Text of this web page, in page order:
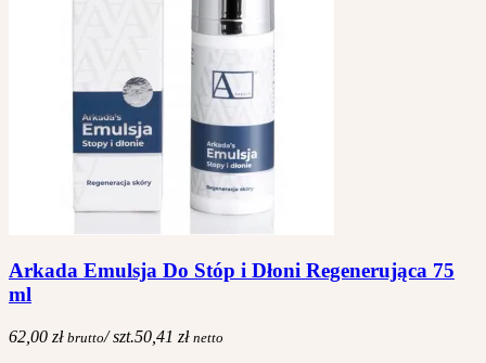
Arkada Emulsja Do Stóp i Dłoni Regenerująca 75
ml
62,00 zł brutto/ szt.50,41 zł netto